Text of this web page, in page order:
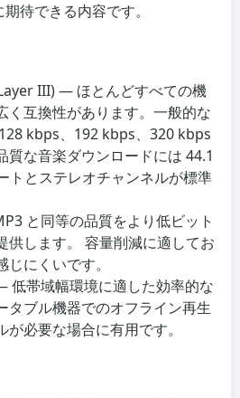
待できる内容です。
III) — ほとんどすべての機
く互換性があります。一般的な
kbps、192 kbps、320 kbps
質な音楽ダウンロードには 44.1
トとステレオチャンネルが標準
と同等の品質をより低ビット
供します。 容量削減に適してお
にくいです。
低帯域幅環境に適した効率的な
タブル機器でのオフライン再生
必要な場合に有用です。